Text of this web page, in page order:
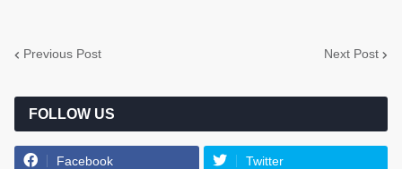
Previous Post Next Post
FOLLOW US
Facebook Twitter